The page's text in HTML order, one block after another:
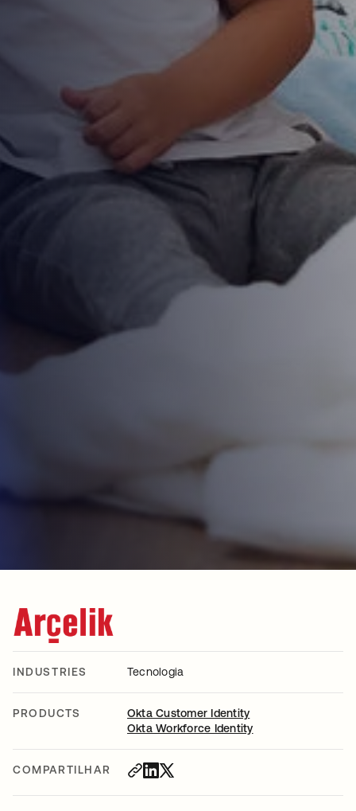
INDUSTRIES Tecnologia
PRODUCTS
Okta Customer Identity
Okta Workforce Identity
COMPARTILHAR